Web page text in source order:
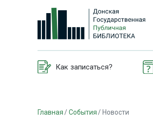
Как записаться?
Главная События Новости